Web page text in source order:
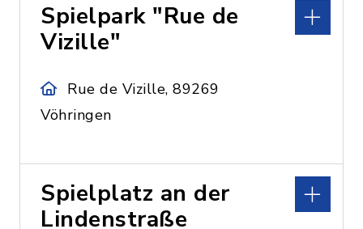
Spielpark "Rue de
Vizille"
Rue de Vizille, 89269
Vöhringen
Spielplatz an der
Lindenstraße